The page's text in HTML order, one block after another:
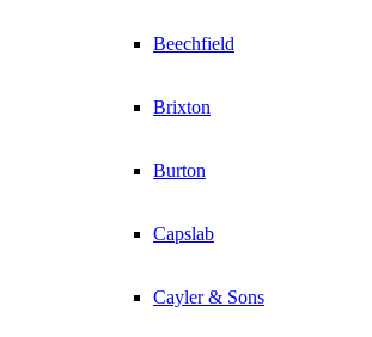
Beechfield
Brixton
Burton
Capslab
Cayler & Sons